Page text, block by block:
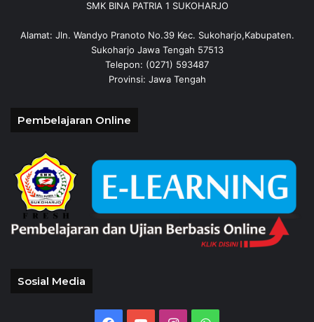
SMK BINA PATRIA 1 SUKOHARJO
Alamat: Jln. Wandyo Pranoto No.39 Kec. Sukoharjo,Kabupaten.
Sukoharjo Jawa Tengah 57513
Telepon: (0271) 593487
Provinsi: Jawa Tengah
Pembelajaran Online
Sosial Media